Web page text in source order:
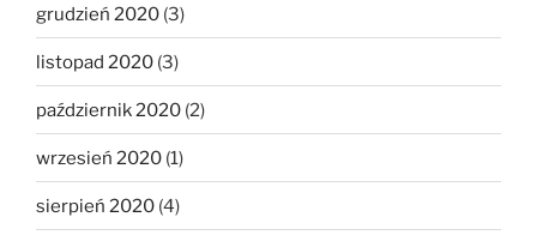
grudzień 2020 (3)
listopad 2020 (3)
październik 2020 (2)
wrzesień 2020 (1)
sierpień 2020 (4)